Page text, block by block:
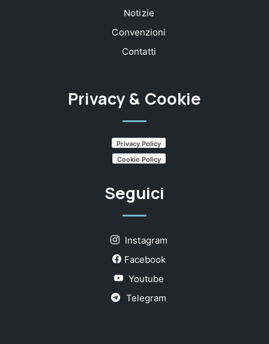
Notizie
Convenzioni
Contatti
Privacy & Cookie
Privacy Policy
Cookie Policy
Seguici
Instagram
Facebook
Youtube
Telegram